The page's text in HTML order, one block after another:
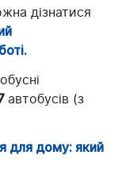
дізнатися
автобусів (з
для дому: який